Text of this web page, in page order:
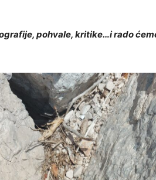
pohvale, kritike…i rado